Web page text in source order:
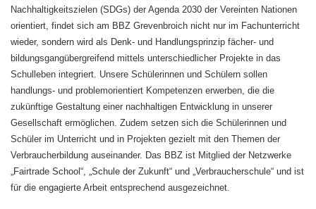
Nachhaltigkeitszielen (SDGs) der Agenda 2030 der Vereinten Nationen
orientiert, findet sich am BBZ Grevenbroich nicht nur im Fachunterricht
wieder, sondern wird als Denk- und Handlungsprinzip fächer- und
bildungsgangübergreifend mittels unterschiedlicher Projekte in das
Schulleben integriert. Unsere Schülerinnen und Schülern sollen
handlungs- und problemorientiert Kompetenzen erwerben, die die
zukünftige Gestaltung einer nachhaltigen Entwicklung in unserer
Gesellschaft ermöglichen. Zudem setzen sich die Schülerinnen und
Schüler im Unterricht und in Projekten gezielt mit den Themen der
Verbraucherbildung auseinander. Das BBZ ist Mitglied der Netzwerke
„Fairtrade School“, „Schule der Zukunft“ und „Verbraucherschule“ und ist
für die engagierte Arbeit entsprechend ausgezeichnet.